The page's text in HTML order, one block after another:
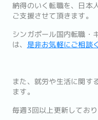
納得のいく転職を、日本
ご支援させて頂きます。
シンガポール国内転職・
は、 是非お気軽にご相談
また、就労や生活に関す
ます。
毎週3回以上更新してお